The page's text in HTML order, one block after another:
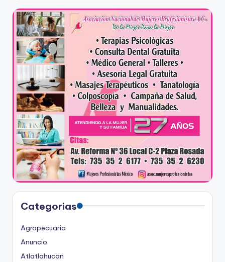
Categorias
Agropecuaria
Anuncio
Atlatlahucan